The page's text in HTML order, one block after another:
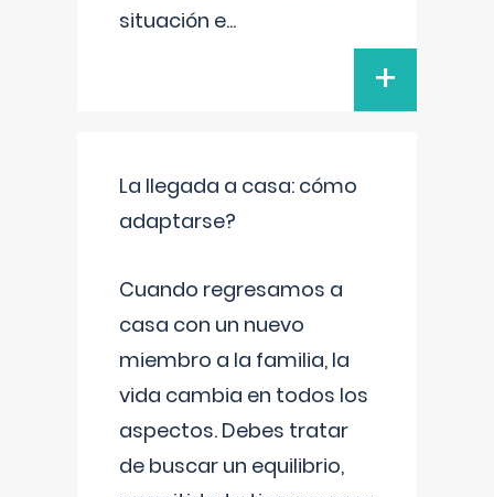
situación e...
+
La llegada a casa: cómo
adaptarse?
Cuando regresamos a
casa con un nuevo
miembro a la familia, la
vida cambia en todos los
aspectos. Debes tratar
de buscar un equilibrio,